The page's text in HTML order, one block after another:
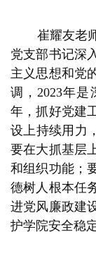
崔耀友老
党支部书记深
主义思想和党
调，2023年
年，抓好党建
设上持续用力
要在大抓基层
和组织功能；
德树人根本任
进党风廉政建
护学院安全稳定